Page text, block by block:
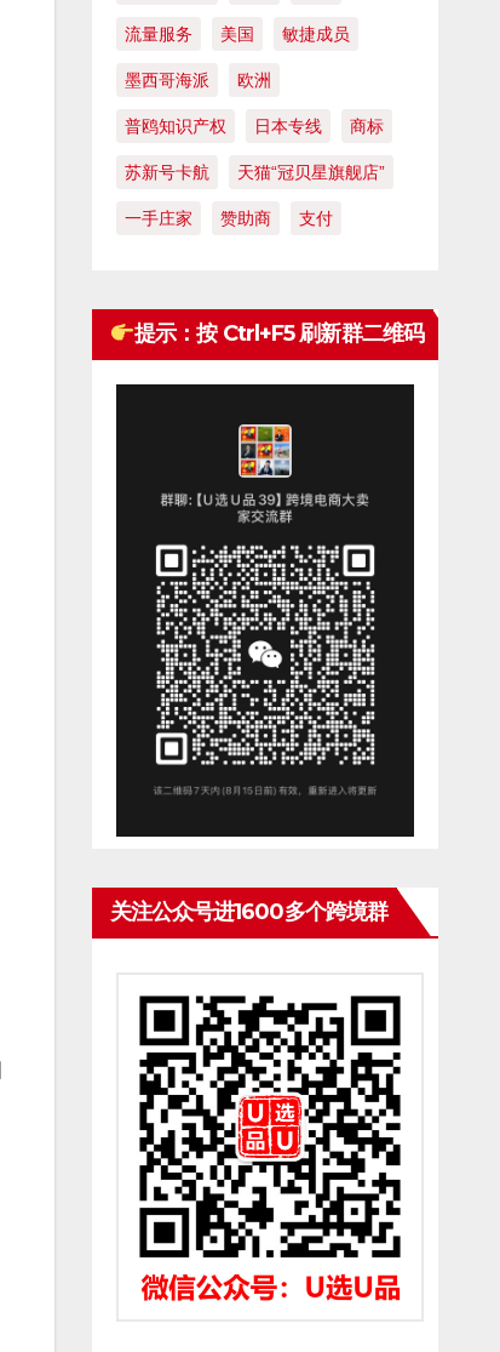
流量服务 美国 敏捷成员
墨西哥海派 欧洲
普鸥知识产权 日本专线 商标
苏新号卡航 天猫“冠贝星旗舰店”
一手庄家 赞助商 支付
提示：按 Ctrl+F5 刷新群二维码
关注公众号进1600多个跨境群